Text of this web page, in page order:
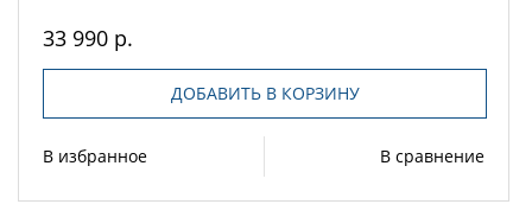
33 990 р.
ДОБАВИТЬ В КОРЗИНУ
В избранное В сравнение